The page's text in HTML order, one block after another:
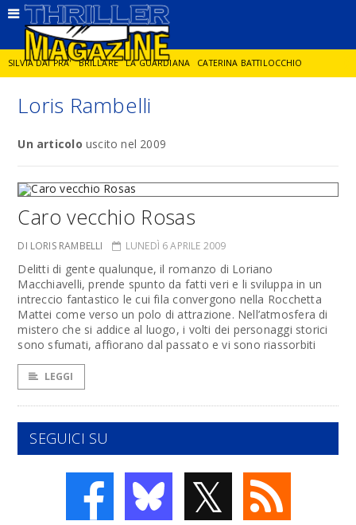
SILVIA DAI PRA' BRILLARE LA GUARDIANA CATERINA BATTILOCCHIO
JORGE DIAZ LA SPIA DELITTO IN CORNICE
Loris Rambelli
Un articolo uscito nel 2009
Caro vecchio Rosas
DI LORIS RAMBELLI LUNEDÌ 6 APRILE 2009
Delitti di gente qualunque, il romanzo di Loriano
Macchiavelli, prende spunto da fatti veri e li sviluppa in un
intreccio fantastico le cui fila convergono nella Rocchetta
Mattei come verso un polo di attrazione. Nell’atmosfera di
mistero che si addice al luogo, i volti dei personaggi storici
sono sfumati, affiorano dal passato e vi sono riassorbiti
LEGGI
SEGUICI SU
𝕏